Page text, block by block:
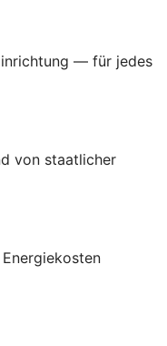
— für jedes
von staatlicher